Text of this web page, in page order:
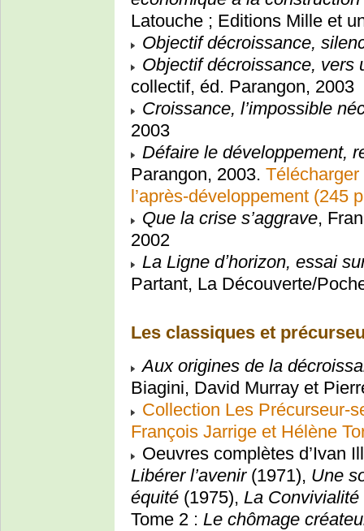
Latouche ; Editions Mille et
Objectif décroissance,
Objectif décroissance, vers
collectif, éd. Parangon, 2003
Croissance, l’impossible
2003
Défaire le développement,
Parangon, 2003.
l’après-développement (245
Que la crise s’aggrave,
2002
La Ligne dʼhorizon, essai
Partant, La Découverte/
Les classiques et
Aux origines de la
Biagini, David Murray et
Collection Les Précurseur-
François Jarrige et Hélène
Oeuvres complètes d’Ivan
Libérer l’avenir(1971), Une
équité (1975), La Convivialité
Tome 2 : Le chômage